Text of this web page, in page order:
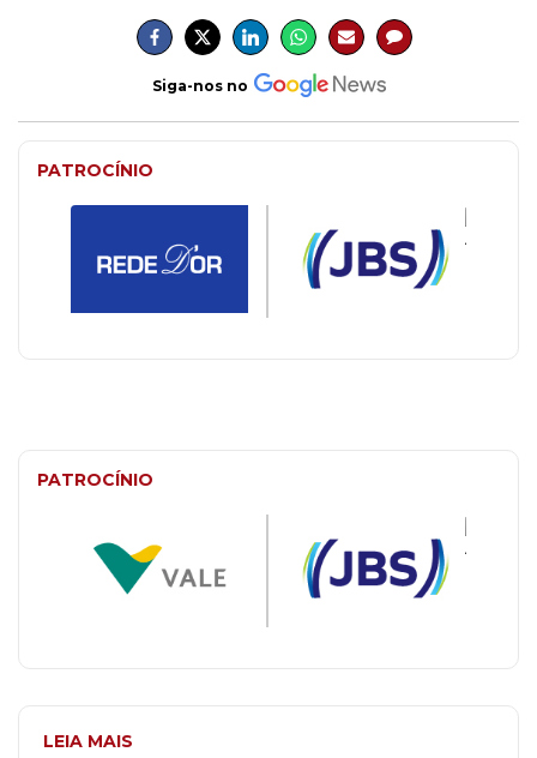
Siga-nos no
PATROCÍNIO
PATROCÍNIO
LEIA MAIS